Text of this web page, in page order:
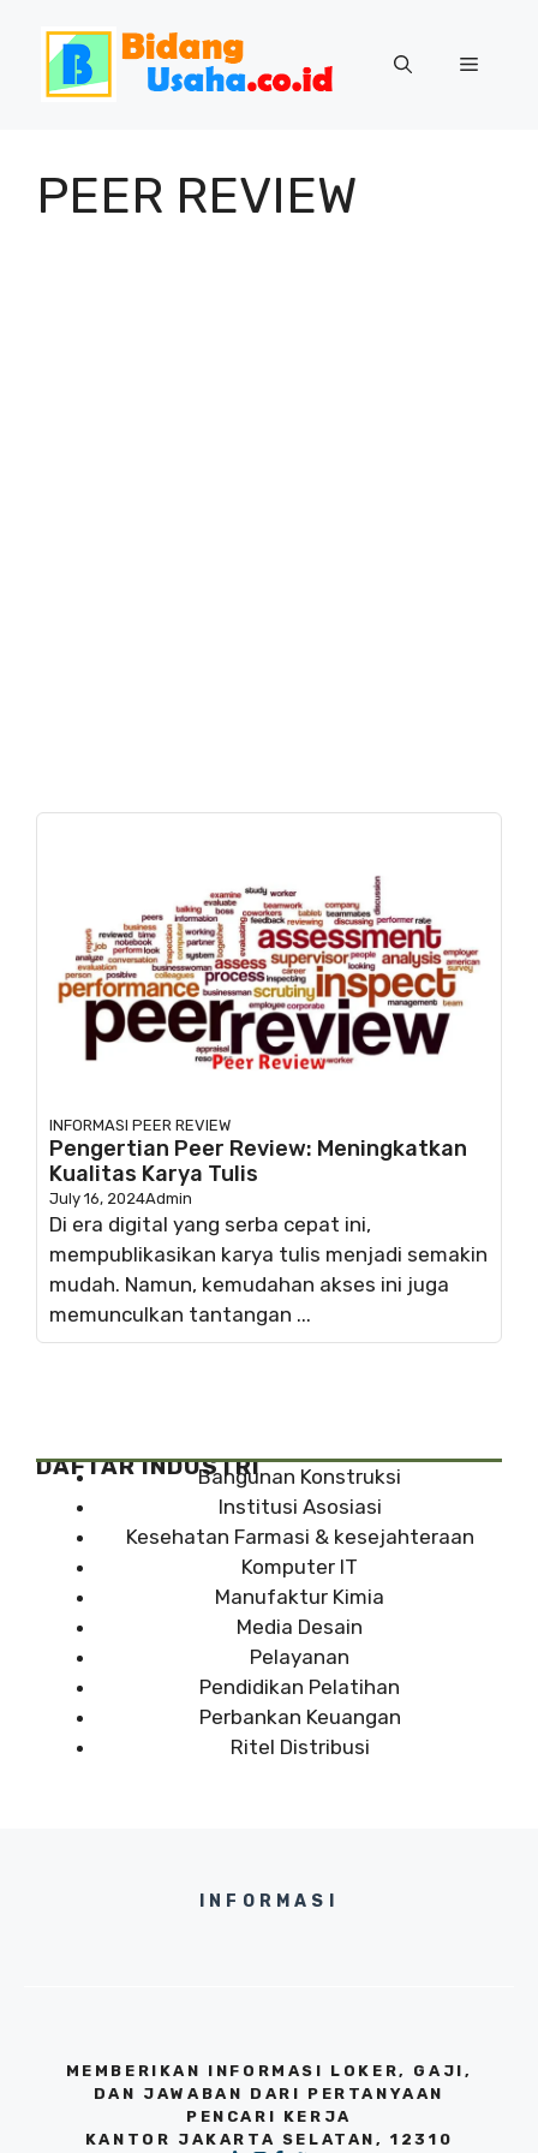
Menu
PEER REVIEW
INFORMASI PEER REVIEW
Pengertian Peer Review: Meningkatkan
Kualitas Karya Tulis
July 16, 2024Admin
Di era digital yang serba cepat ini,
mempublikasikan karya tulis menjadi semakin
mudah. Namun, kemudahan akses ini juga
memunculkan tantangan ...
DAFTAR INDUSTRIBangunan Konstruksi
Institusi Asosiasi
Kesehatan Farmasi & kesejahteraan
Komputer IT
Manufaktur Kimia
Media Desain
Pelayanan
Pendidikan Pelatihan
Perbankan Keuangan
Ritel Distribusi
INFORMASI
MEMBERIKAN INFORMASI LOKER, GAJI,
DAN JAWABAN DARI PERTANYAAN
PENCARI KERJA
KANTOR JAKARTA SELATAN, 12310